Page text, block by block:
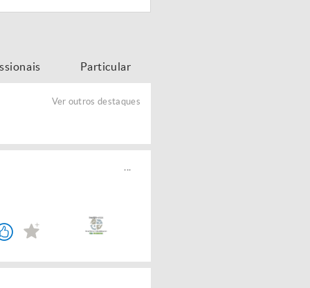
Particular
Ver outros destaques